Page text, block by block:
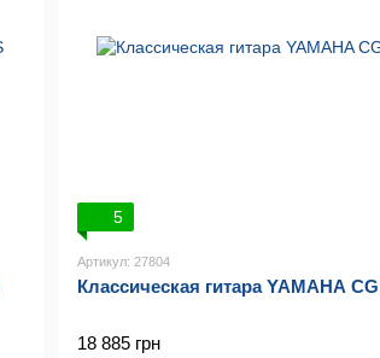
5
Артикул: 27804
Классическая гитара YAMAHA
18 885 грн